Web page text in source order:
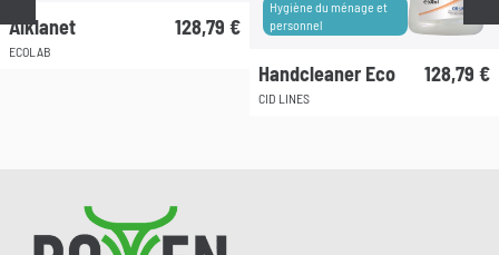
Alklanet
ECOLAB
128,79 €
Hygiène du ménage et
personnel
Handcleaner Eco
CID LINES
128,79 €
Pied de page